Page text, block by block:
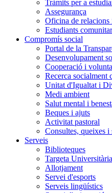
Tràmits per a
Assegurança
Oficina de relacions
Estudiants
Compromís social
Portal de la
Desenvolupament
Cooperació i
Recerca socialment
Unitat d'Igualtat i
Medi ambient
Salut mental i
Beques i ajuts
Activitat pastoral
Consultes, queixes i
Serveis
Biblioteques
Targeta
Allotjament
Servei d'esports
Serveis lingüístics